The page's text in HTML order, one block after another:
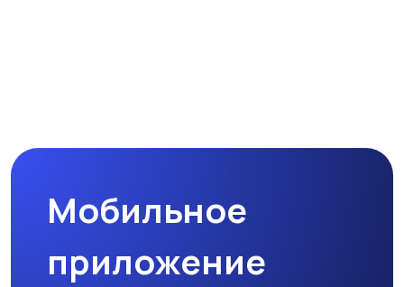
Мобильное
приложение